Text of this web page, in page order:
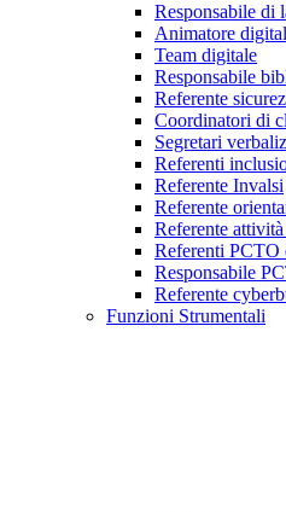
Responsabile di
Animatore
Team digitale
Responsabile
Referente
Coordinatori di
Segretari
Referenti
Referente Invalsi
Referente
Referente
Referenti PCTO
Responsabile
Referente
Funzioni Strumentali